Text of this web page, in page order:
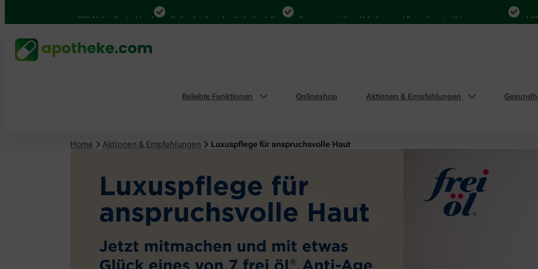
4.000 Mal in Deutschland Online bei Ihrer Apotheke bestellen Bequem zwischen Abholung und Botendienst wählen 4.000 Mal
Beliebte Funktionen Onlineshop Aktionen & Empfehlungen
Home Aktionen & Empfehlungen Luxuspflege für anspruchsvolle Haut